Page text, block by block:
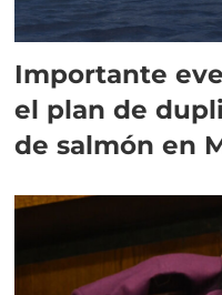
Importante
el plan de
de salmón en